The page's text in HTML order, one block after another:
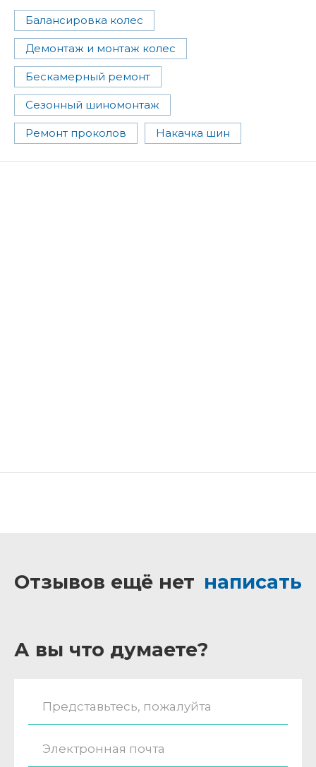
Балансировка колес
Демонтаж и монтаж колес
Бескамерный ремонт
Сезонный шиномонтаж
Ремонт проколов Накачка шин
Отзывов ещё нет написать
А вы что думаете?